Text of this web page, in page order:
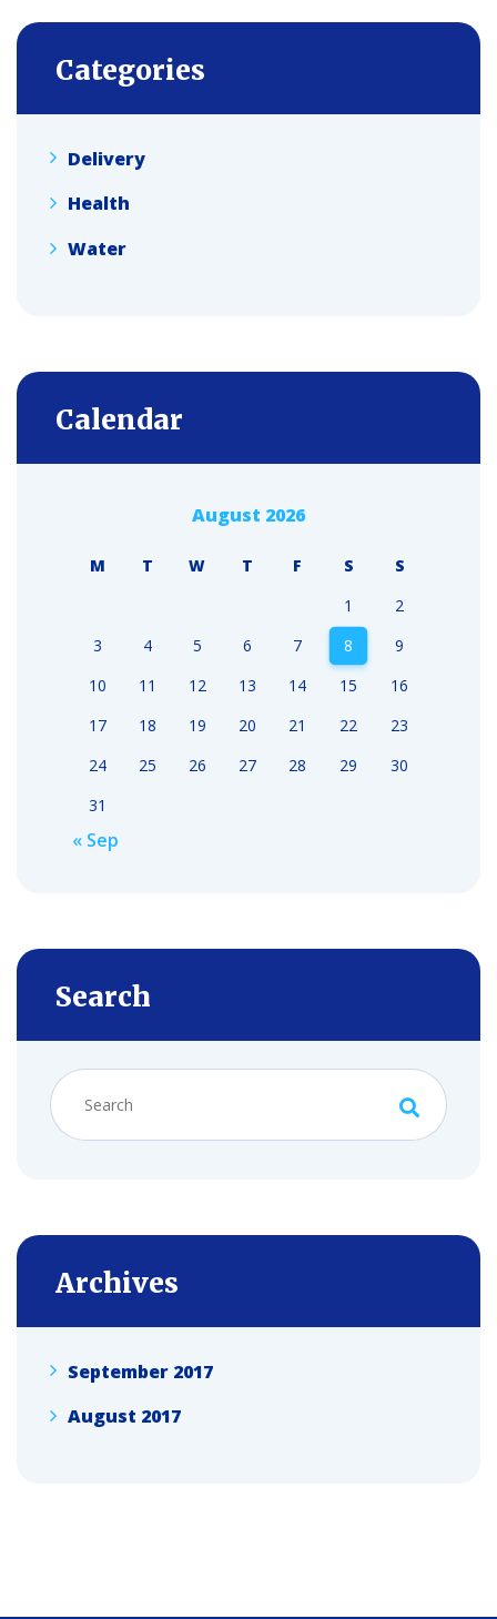
Categories
Delivery
Health
Water
Calendar
August 2026
M T W T F S
S
1
2
3
4 5 6 7 8
9
10
11 12 13 14 15
16
17
18 19 20 21 22
23
24
25 26 27 28 29
30
31
« Sep
Search
Archives
September 2017
August 2017